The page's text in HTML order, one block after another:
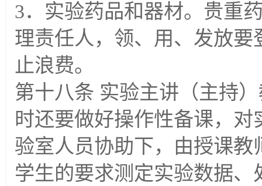
3．实验药品和器材。贵重
理责任人，领、用、发放
止浪费。
第十八条 实验主讲（主持
时还要做好操作性备课，
验室人员协助下，由授课
学生的要求测定实验数据